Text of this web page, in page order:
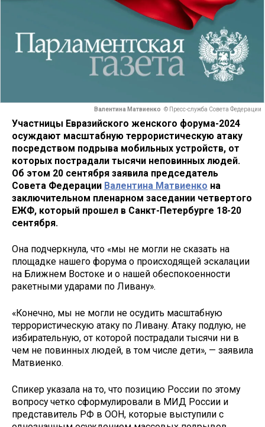
Валентина Матвиенко © Пресс-служба Совета Федерации
Участницы Евразийского женского форума-2024
осуждают масштабную террористическую атаку
посредством подрыва мобильных устройств, от
которых пострадали тысячи неповинных людей.
Об этом 20 сентября заявила председатель
Совета Федерации Валентина Матвиенко на
заключительном пленарном заседании четвертого
ЕЖФ, который прошел в Санкт-Петербурге 18-20
сентября.
Она подчеркнула, что «мы не могли не сказать на
площадке нашего форума о происходящей эскалации
на Ближнем Востоке и о нашей обеспокоенности
ракетными ударами по Ливану».
«Конечно, мы не могли не осудить масштабную
террористическую атаку по Ливану. Атаку подлую, не
избирательную, от которой пострадали тысячи ни в
чем не повинных людей, в том числе дети», — заявила
Матвиенко.
Спикер указала на то, что позицию России по этому
вопросу четко сформулировали в МИД России и
представитель РФ в ООН, которые выступили с